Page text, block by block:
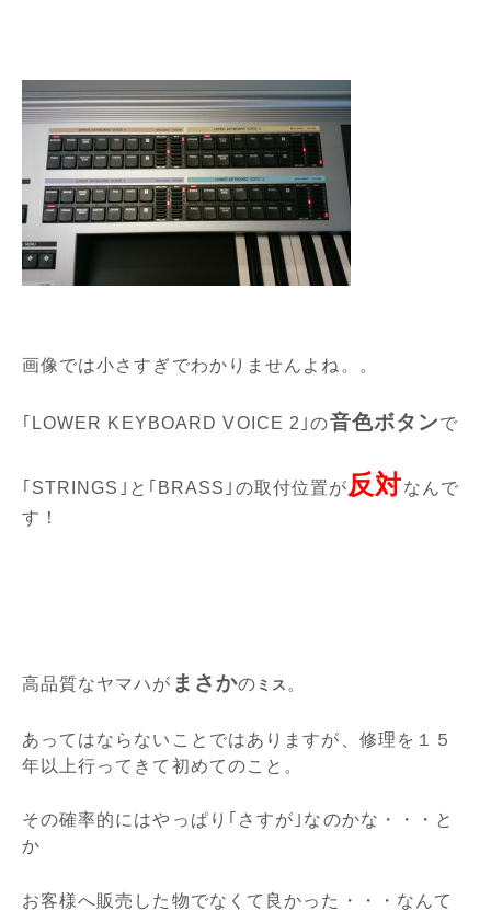
画像では小さすぎでわかりませんよね。。
｢LOWER KEYBOARD VOICE 2｣の音色ボタンで
｢STRINGS｣と｢BRASS｣の取付位置が反対なんで
す！
高品質なヤマハが まさかの ミス 。
あってはならないことではありますが、修理を１５
年以上行ってきて初めてのこと。
その確率的にはやっぱり｢さすが｣なのかな・・・と
か
お客様へ販売した物でなくて良かった・・・なんて